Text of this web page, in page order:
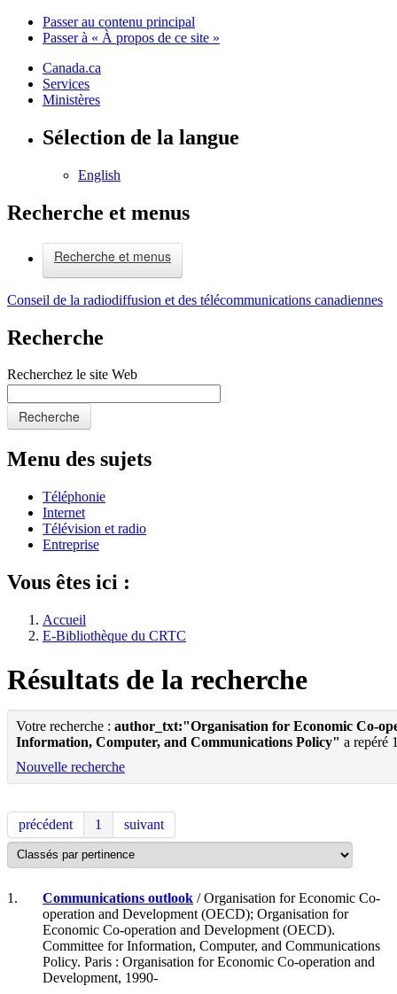
Passer au contenu principal
Passer à « À propos de ce site »
Canada.ca
Services
Ministères
Sélection de la langue
English
Recherche et menus
Recherche et menus
Conseil de la radiodiffusion et des télécommunications canadiennes
Recherche
Recherchez le site Web
Recherche
Menu des sujets
Téléphonie
Internet
Télévision et radio
Entreprise
Vous êtes ici :
Accueil
E-Bibliothèque du CRTC
Résultats de la recherche
Votre recherche : author_txt:"Organisation for Economic Co-
Information, Computer, and Communications Policy" a repéré
Nouvelle recherche
précédent 1 suivant
1. Communications outlook / Organisation for Economic Co-
operation and Development (OECD); Organisation for
Economic Co-operation and Development (OECD).
Committee for Information, Computer, and Communications
Policy. Paris : Organisation for Economic Co-operation and
Development, 1990-